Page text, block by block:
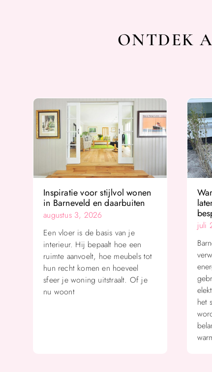
ONTDEK
Inspiratie voor stijlvol wonen
in Barneveld en daarbuiten
augustus 3, 2026
Een vloer is de basis van je
interieur. Hij bepaalt hoe een
ruimte aanvoelt, hoe meubels tot
hun recht komen en hoeveel
sfeer je woning uitstraalt. Of je
nu woont
juli
het